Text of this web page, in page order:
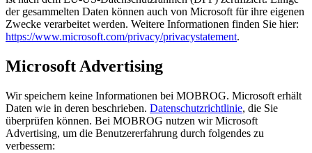
der gesammelten Daten können auch von Microsoft für ihre eigenen
Zwecke verarbeitet werden. Weitere Informationen finden Sie hier:
https://www.microsoft.com/privacy/privacystatement.
Microsoft Advertising
Wir speichern keine Informationen bei MOBROG. Microsoft erhält
Daten wie in deren beschrieben. Datenschutzrichtlinie, die Sie
überprüfen können. Bei MOBROG nutzen wir Microsoft
Advertising, um die Benutzererfahrung durch folgendes zu
verbessern: